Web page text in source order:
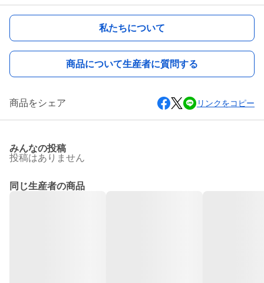
私たちについて
商品について生産者に質問する
商品をシェア リンクをコピー
みんなの投稿
投稿はありません
同じ生産者の商品